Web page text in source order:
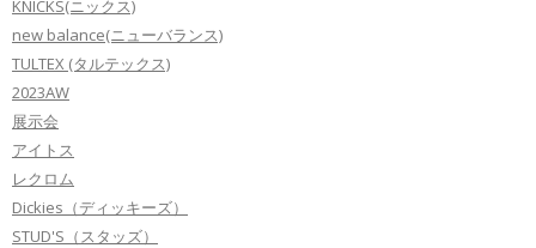
KNICKS(ニックス)
new balance(ニューバランス)
TULTEX (タルテックス)
2023AW
展示会
アイトス
レクロム
Dickies（ディッキーズ）
STUD'S（スタッズ）